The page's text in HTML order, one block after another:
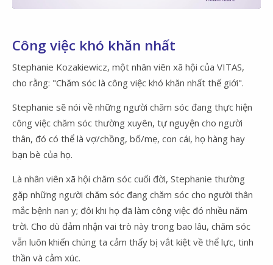
Công việc khó khăn nhất
Stephanie Kozakiewicz, một nhân viên xã hội của VITAS,
cho rằng: "Chăm sóc là công việc khó khăn nhất thế giới".
Stephanie sẽ nói về những người chăm sóc đang thực hiện
công việc chăm sóc thường xuyên, tự nguyện cho người
thân, đó có thể là vợ/chồng, bố/mẹ, con cái, họ hàng hay
bạn bè của họ.
Là nhân viên xã hội chăm sóc cuối đời, Stephanie thường
gặp những người chăm sóc đang chăm sóc cho người thân
mắc bệnh nan y; đôi khi họ đã làm công việc đó nhiều năm
trời. Cho dù đảm nhận vai trò này trong bao lâu, chăm sóc
vẫn luôn khiến chúng ta cảm thấy bị vắt kiệt về thể lực, tinh
thần và cảm xúc.